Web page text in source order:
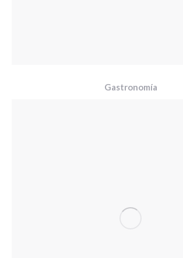
Gastronomía